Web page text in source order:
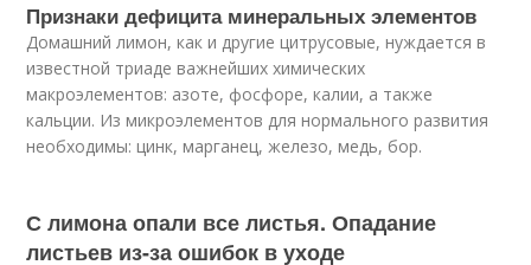
Признаки дефицита минеральных элементов
Домашний лимон, как и другие цитрусовые, нуждается в
известной триаде важнейших химических
макроэлементов: азоте, фосфоре, калии, а также
кальции. Из микроэлементов для нормального развития
необходимы: цинк, марганец, железо, медь, бор.
С лимона опали все листья. Опадание
листьев из-за ошибок в уходе